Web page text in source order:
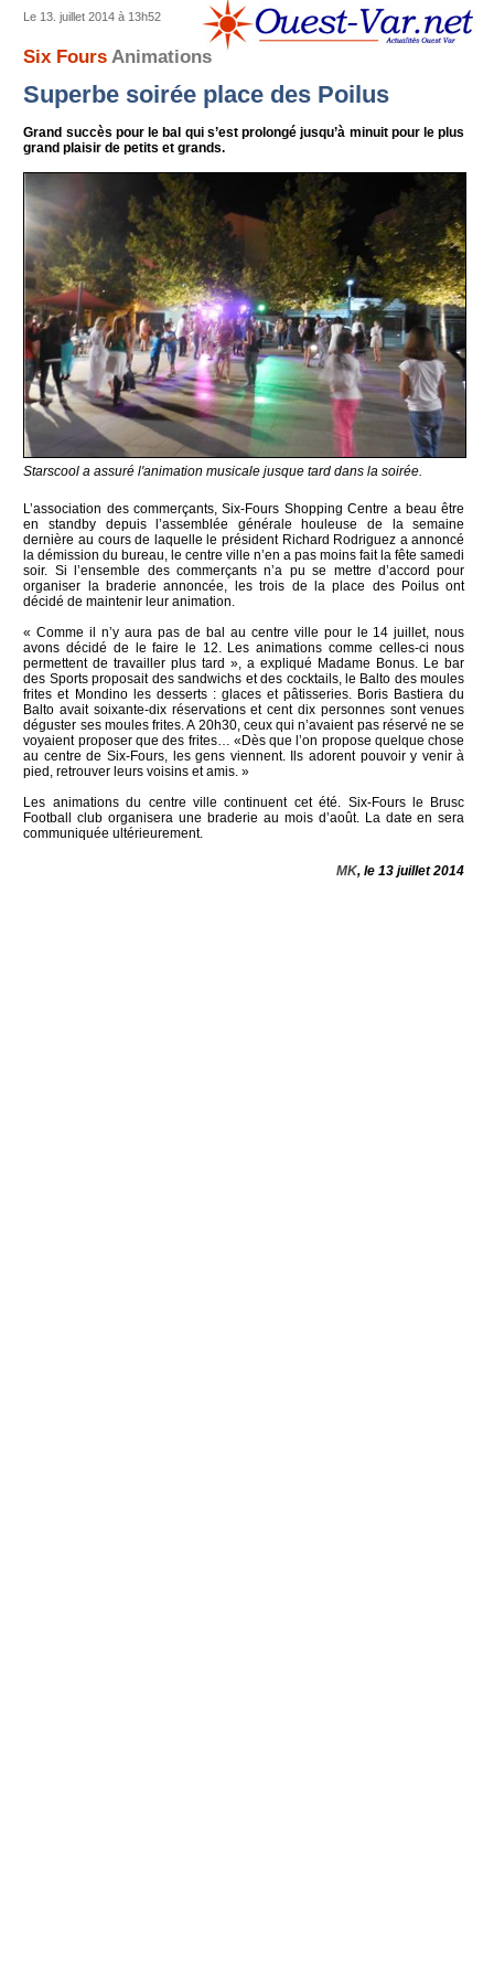
Le 13. juillet 2014 à 13h52
Six Fours Animations
Superbe soirée place des Poilus
Grand succès pour le bal qui s’est prolongé jusqu’à minuit pour le plus
grand plaisir de petits et grands.
Starscool a assuré l'animation musicale jusque tard dans la soirée.
L’association des commerçants, Six-Fours Shopping Centre a beau être
en standby depuis l’assemblée générale houleuse de la semaine
dernière au cours de laquelle le président Richard Rodriguez a annoncé
la démission du bureau, le centre ville n’en a pas moins fait la fête samedi
soir. Si l’ensemble des commerçants n’a pu se mettre d’accord pour
organiser la braderie annoncée, les trois de la place des Poilus ont
décidé de maintenir leur animation.
« Comme il n’y aura pas de bal au centre ville pour le 14 juillet, nous
avons décidé de le faire le 12. Les animations comme celles-ci nous
permettent de travailler plus tard », a expliqué Madame Bonus. Le bar
des Sports proposait des sandwichs et des cocktails, le Balto des moules
frites et Mondino les desserts : glaces et pâtisseries. Boris Bastiera du
Balto avait soixante-dix réservations et cent dix personnes sont venues
déguster ses moules frites. A 20h30, ceux qui n’avaient pas réservé ne se
voyaient proposer que des frites… «Dès que l’on propose quelque chose
au centre de Six-Fours, les gens viennent. Ils adorent pouvoir y venir à
pied, retrouver leurs voisins et amis. »
Les animations du centre ville continuent cet été. Six-Fours le Brusc
Football club organisera une braderie au mois d’août. La date en sera
communiquée ultérieurement.
MK, le 13 juillet 2014